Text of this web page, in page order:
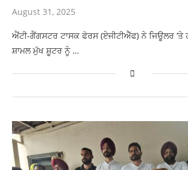
August 31, 2025
ਐਂਟੀ-ਗੈਂਗਸਟਰ ਟਾਸਕ ਫੋਰਸ (ਏਜੀਟੀਐੱਫ) ਨੇ ਜਿਊਲਰ ’ਤੇ
ਸ਼ਾਮਲ ਮੁੱਖ ਸ਼ੂਟਰ ਨੂੰ …